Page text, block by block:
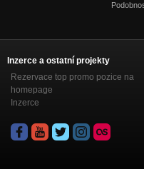
Inzerce a ostatní projekty
Rezervace top promo pozice na
homepage
Inzerce